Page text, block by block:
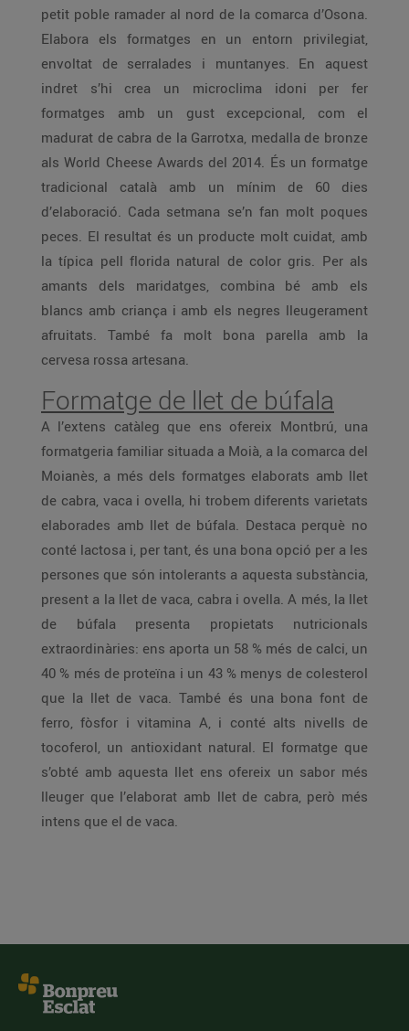
petit poble ramader al nord de la comarca d’Osona.
Elabora els formatges en un entorn privilegiat,
envoltat de serralades i muntanyes. En aquest
indret s’hi crea un microclima idoni per fer
formatges amb un gust excepcional, com el
madurat de cabra de la Garrotxa, medalla de bronze
als World Cheese Awards del 2014. És un formatge
tradicional català amb un mínim de 60 dies
d’elaboració. Cada setmana se’n fan molt poques
peces. El resultat és un producte molt cuidat, amb
la típica pell florida natural de color gris. Per als
amants dels maridatges, combina bé amb els
blancs amb criança i amb els negres lleugerament
afruitats. També fa molt bona parella amb la
cervesa rossa artesana.
Formatge de llet de búfala
A l’extens catàleg que ens ofereix Montbrú, una
formatgeria familiar situada a Moià, a la comarca del
Moianès, a més dels formatges elaborats amb llet
de cabra, vaca i ovella, hi trobem diferents varietats
elaborades amb llet de búfala. Destaca perquè no
conté lactosa i, per tant, és una bona opció per a les
persones que són intolerants a aquesta substància,
present a la llet de vaca, cabra i ovella. A més, la llet
de búfala presenta propietats nutricionals
extraordinàries: ens aporta un 58 % més de calci, un
40 % més de proteïna i un 43 % menys de colesterol
que la llet de vaca. També és una bona font de
ferro, fòsfor i vitamina A, i conté alts nivells de
tocoferol, un antioxidant natural. El formatge que
s’obté amb aquesta llet ens ofereix un sabor més
lleuger que l’elaborat amb llet de cabra, però més
intens que el de vaca.